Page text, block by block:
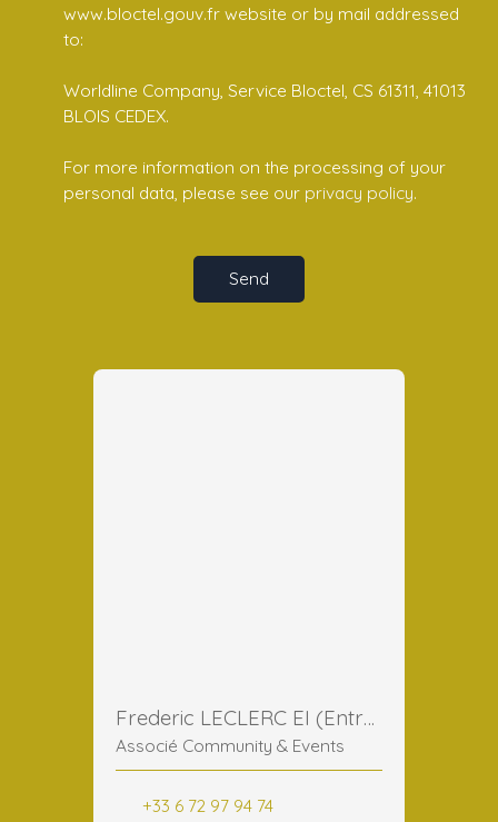
www.bloctel.gouv.fr website or by mail addressed
to:
Worldline Company, Service Bloctel, CS 61311, 41013
BLOIS CEDEX.
For more information on the processing of your
personal data, please see our privacy policy.
Send
Frederic LECLERC EI (Entreprise Individuelle)
Associé Community & Events
+33 6 72 97 94 74